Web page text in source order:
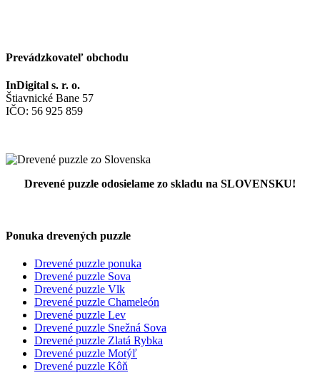
Prevádzkovateľ obchodu
InDigital s. r. o.
Štiavnické Bane 57
IČO: 56 925 859
Drevené puzzle odosielame zo skladu na SLOVENSKU!
Ponuka drevených puzzle
Drevené puzzle ponuka
Drevené puzzle Sova
Drevené puzzle Vlk
Drevené puzzle Chameleón
Drevené puzzle Lev
Drevené puzzle Snežná Sova
Drevené puzzle Zlatá Rybka
Drevené puzzle Motýľ
Drevené puzzle Kôň